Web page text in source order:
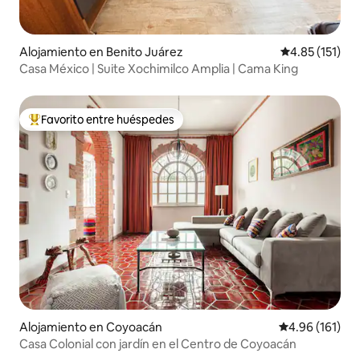
Alojamiento en Benito Juárez Calificación
4.85 (151)
Casa México | Suite Xochimilco Amplia | Cama King
Favorito entre huéspedes preferido
Favorito entre huéspedes
Alojamiento en Coyoacán Calificación
4.96 (161)
Casa Colonial con jardín en el Centro de Coyoacán